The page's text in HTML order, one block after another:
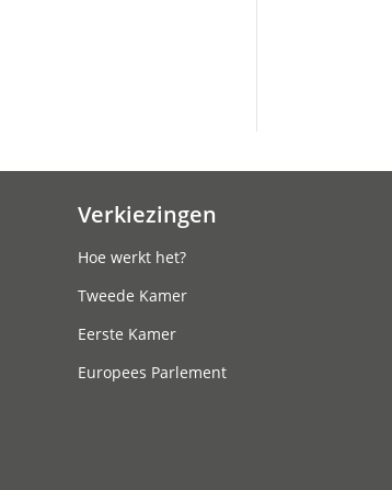
Verkiezingen
Hoe werkt het?
Tweede Kamer
Eerste Kamer
Europees Parlement